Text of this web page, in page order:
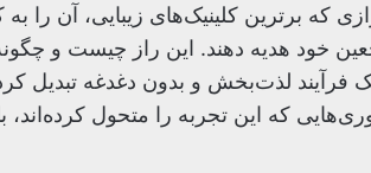
که برترین کلینیک‌های زیبایی، آن را به
خود هدیه دهند. این راز چیست و
یک فرآیند لذت‌بخش و بدون دغدغه تبدیل
که این تجربه را متحول کرده‌اند،